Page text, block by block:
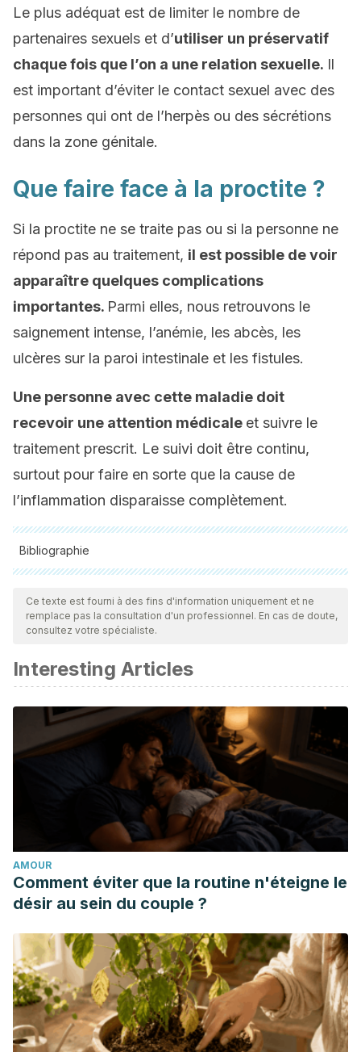
Le plus adéquat est de limiter le nombre de
partenaires sexuels et d’utiliser un préservatif
chaque fois que l’on a une relation sexuelle. Il
est important d’éviter le contact sexuel avec des
personnes qui ont de l’herpès ou des sécrétions
dans la zone génitale.
Que faire face à la proctite ?
Si la proctite ne se traite pas ou si la personne ne
répond pas au traitement, il est possible de voir
apparaître quelques complications
importantes. Parmi elles, nous retrouvons le
saignement intense, l’anémie, les abcès, les
ulcères sur la paroi intestinale et les fistules.
Une personne avec cette maladie doit
recevoir une attention médicale et suivre le
traitement prescrit. Le suivi doit être continu,
surtout pour faire en sorte que la cause de
l’inflammation disparaisse complètement.
Bibliographie
Toutes les sources citées ont été examinées en profondeur
par notre équipe pour garantir leur qualité, leur fiabilité, leur
actualité et leur validité. La bibliographie de cet article a été
ou scientifique
Vallejo Hernández, R., Ortega Polar, E., & Tánago, P.
(2018). Enfermedades de transmisión sexual (ETS).
Panorama Actual Med, 42(413), 417-424.
Silva, F., Gatica, T., & Pavez, C. (2019). Etiología y
fisiopatología de la enfermedad inflamatoria intestinal.
Revista Médica Clínica Las Condes, 30(4), 262-272.
Serrano Ferrández, E., & Artal Traveria, E. (2020). Proctitis:
pensar más allá de la enfermedad inflamatoria y la
neoplasia. Medicina de Familia-SEMERGEN, 46(6), 428-
430.
Ce texte est fourni à des fins d'information uniquement et ne
remplace pas la consultation d'un professionnel. En cas de doute,
consultez votre spécialiste.
Interesting Articles
AMOUR
Comment éviter que la routine n'éteigne le
désir au sein du couple ?